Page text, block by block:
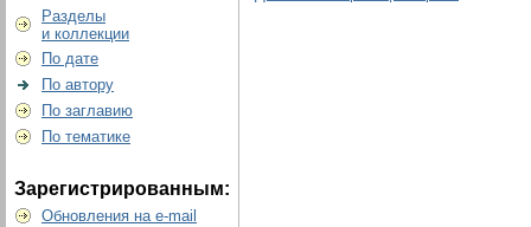
Разделы
и коллекции
По дате
По автору
По заглавию
По тематике
Зарегистрированным:
Обновления на e-mail